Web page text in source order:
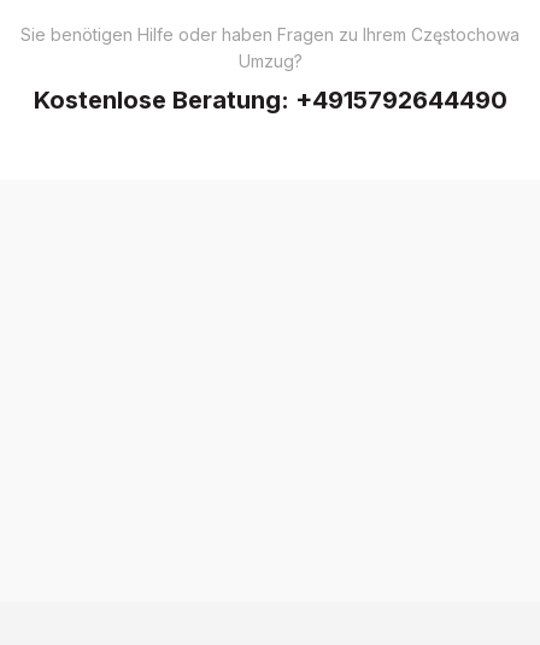
Sie benötigen Hilfe oder haben Fragen zu Ihrem Częstochowa
Umzug?
Kostenlose Beratung: +4915792644490